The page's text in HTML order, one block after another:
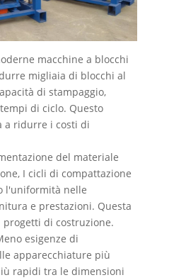
macchine a blocchi
migliaia di blocchi al
di stampaggio,
di ciclo. Questo
a ridurre i costi di
del materiale
I cicli di compattazione
l'uniformità nelle
e prestazioni. Questa
di costruzione.
esigenze di
apparecchiature più
rapidi tra le dimensioni